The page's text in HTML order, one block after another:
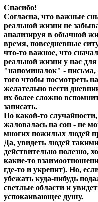
Спасибо!
Согласна, что важные
реальной жизни не
анализируя в обычной
время, повседневные
что-то важное, что
реальной жизни у нас
"напоминалок" - письма,
того чтобы посмотреть
желательно вести
их более сложно
записать.
По какой-то
жаловалась на сон - не
многих пожилых людей
Да, увидеть людей
действительно полезно,
какие-то
где-то и укрепит). Но,
убежать куда-нибудь
светлые области и
успокаивающее душу.